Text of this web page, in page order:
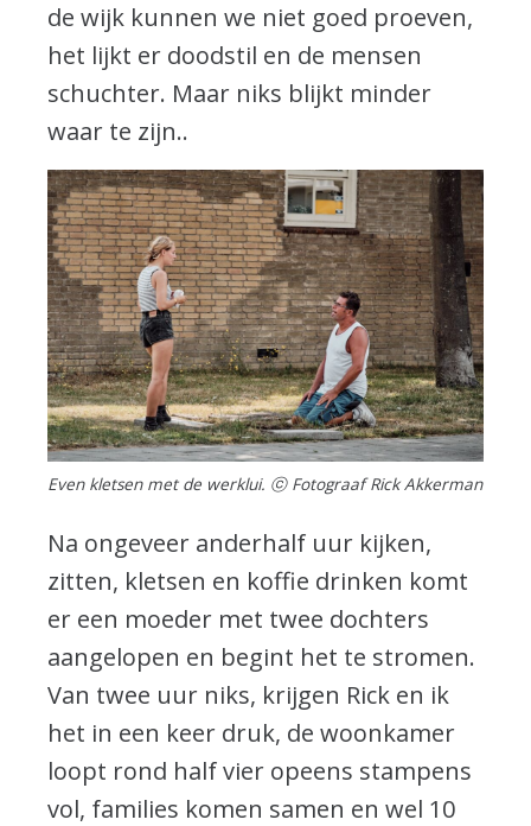
de wijk kunnen we niet goed proeven,
het lijkt er doodstil en de mensen
schuchter. Maar niks blijkt minder
waar te zijn..
Even kletsen met de werklui. ⓒ Fotograaf Rick Akkerman
Na ongeveer anderhalf uur kijken,
zitten, kletsen en koffie drinken komt
er een moeder met twee dochters
aangelopen en begint het te stromen.
Van twee uur niks, krijgen Rick en ik
het in een keer druk, de woonkamer
loopt rond half vier opeens stampens
vol, families komen samen en wel 10